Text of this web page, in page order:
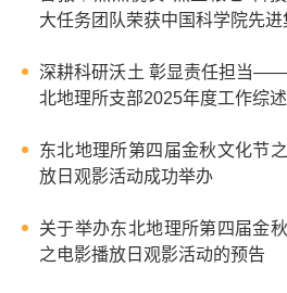
大任务团队荣获中国科学院先进
深耕科研沃土 彰显责任担当
北地理所支部2025年度工作综述
东北地理所第四届金秋文化节
放日观影活动成功举办
关于举办东北地理所第四届金
之电影播放日观影活动的预告